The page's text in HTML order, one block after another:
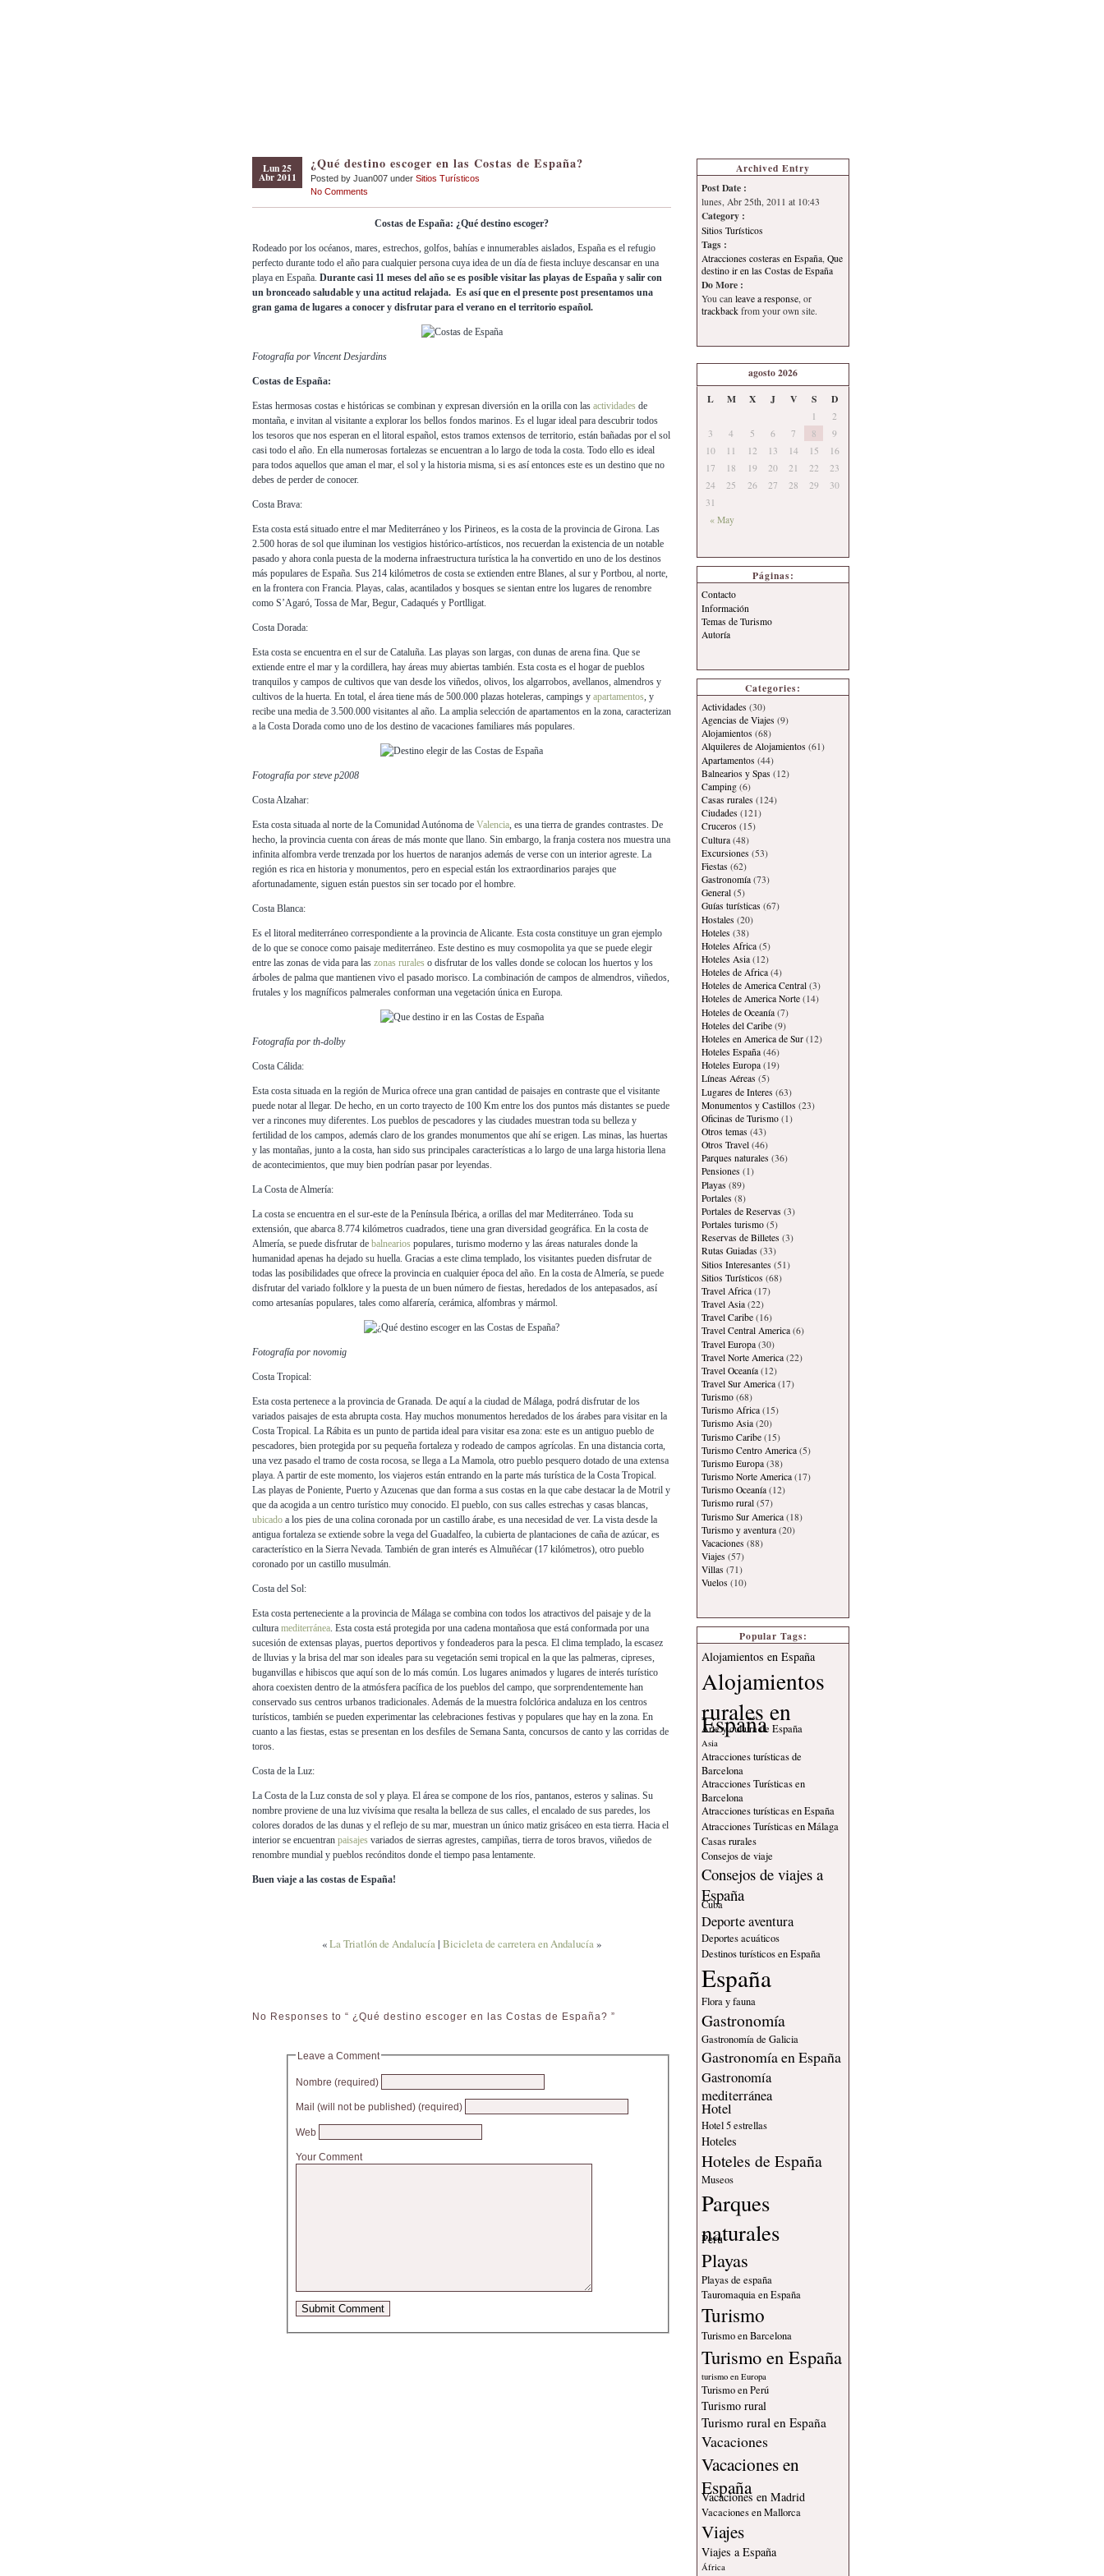
Lun 25
Abr 2011
¿Qué destino escoger en las Costas de España?
Posted by Juan007 under Sitios Turísticos
No Comments
Costas de España: ¿Qué destino escoger?
Rodeado por los océanos, mares, estrechos, golfos, bahías e innumerables aislados, España es el refugio
perfecto durante todo el año para cualquier persona cuya idea de un día de fiesta incluye descansar en una
playa en España. Durante casi 11 meses del año se es posible visitar las playas de España y salir con
un bronceado saludable y una actitud relajada. Es así que en el presente post presentamos una
gran gama de lugares a conocer y disfrutar para el verano en el territorio español.
Fotografía por Vincent Desjardins
Costas de España:
Estas hermosas costas e históricas se combinan y expresan diversión en la orilla con las actividades de
montaña, e invitan al visitante a explorar los bellos fondos marinos. Es el lugar ideal para descubrir todos
los tesoros que nos esperan en el litoral español, estos tramos extensos de territorio, están bañadas por el sol
casi todo el año. En ella numerosas fortalezas se encuentran a lo largo de toda la costa. Todo ello es ideal
para todos aquellos que aman el mar, el sol y la historia misma, si es así entonces este es un destino que no
debes de perder de conocer.
Costa Brava:
Esta costa está situado entre el mar Mediterráneo y los Pirineos, es la costa de la provincia de Girona. Las
2.500 horas de sol que iluminan los vestigios histórico-artísticos, nos recuerdan la existencia de un notable
pasado y ahora conla puesta de la moderna infraestructura turística la ha convertido en uno de los destinos
más populares de España. Sus 214 kilómetros de costa se extienden entre Blanes, al sur y Portbou, al norte,
en la frontera con Francia. Playas, calas, acantilados y bosques se sientan entre los lugares de renombre
como S’Agaró, Tossa de Mar, Begur, Cadaqués y Portlligat.
Costa Dorada:
Esta costa se encuentra en el sur de Cataluña. Las playas son largas, con dunas de arena fina. Que se
extiende entre el mar y la cordillera, hay áreas muy abiertas también. Esta costa es el hogar de pueblos
tranquilos y campos de cultivos que van desde los viñedos, olivos, los algarrobos, avellanos, almendros y
cultivos de la huerta. En total, el área tiene más de 500.000 plazas hoteleras, campings y apartamentos, y
recibe una media de 3.500.000 visitantes al año. La amplia selección de apartamentos en la zona, caracterizan
a la Costa Dorada como uno de los destino de vacaciones familiares más populares.
Fotografía por steve p2008
Costa Alzahar:
Esta costa situada al norte de la Comunidad Autónoma de Valencia, es una tierra de grandes contrastes. De
hecho, la provincia cuenta con áreas de más monte que llano. Sin embargo, la franja costera nos muestra una
infinita alfombra verde trenzada por los huertos de naranjos además de verse con un interior agreste. La
región es rica en historia y monumentos, pero en especial están los extraordinarios parajes que
afortunadamente, siguen están puestos sin ser tocado por el hombre.
Costa Blanca:
Es el litoral mediterráneo correspondiente a la provincia de Alicante. Esta costa constituye un gran ejemplo
de lo que se conoce como paisaje mediterráneo. Este destino es muy cosmopolita ya que se puede elegir
entre las zonas de vida para las zonas rurales o disfrutar de los valles donde se colocan los huertos y los
árboles de palma que mantienen vivo el pasado morisco. La combinación de campos de almendros, viñedos,
frutales y los magníficos palmerales conforman una vegetación única en Europa.
Fotografía por th-dolby
Costa Cálida:
Esta costa situada en la región de Murica ofrece una gran cantidad de paisajes en contraste que el visitante
puede notar al llegar. De hecho, en un corto trayecto de 100 Km entre los dos puntos más distantes se puede
ver a rincones muy diferentes. Los pueblos de pescadores y las ciudades muestran toda su belleza y
fertilidad de los campos, además claro de los grandes monumentos que ahí se erigen. Las minas, las huertas
y las montañas, junto a la costa, han sido sus principales características a lo largo de una larga historia llena
de acontecimientos, que muy bien podrían pasar por leyendas.
La Costa de Almería:
La costa se encuentra en el sur-este de la Península Ibérica, a orillas del mar Mediterráneo. Toda su
extensión, que abarca 8.774 kilómetros cuadrados, tiene una gran diversidad geográfica. En la costa de
Almería, se puede disfrutar de balnearios populares, turismo moderno y las áreas naturales donde la
humanidad apenas ha dejado su huella. Gracias a este clima templado, los visitantes pueden disfrutar de
todas las posibilidades que ofrece la provincia en cualquier época del año. En la costa de Almería, se puede
disfrutar del variado folklore y la puesta de un buen número de fiestas, heredados de los antepasados, así
como artesanías populares, tales como alfarería, cerámica, alfombras y mármol.
Fotografía por novomig
Costa Tropical:
Esta costa pertenece a la provincia de Granada. De aquí a la ciudad de Málaga, podrá disfrutar de los
variados paisajes de esta abrupta costa. Hay muchos monumentos heredados de los árabes para visitar en la
Costa Tropical. La Rábita es un punto de partida ideal para visitar esa zona: este es un antiguo pueblo de
pescadores, bien protegida por su pequeña fortaleza y rodeado de campos agrícolas. En una distancia corta,
una vez pasado el tramo de costa rocosa, se llega a La Mamola, otro pueblo pesquero dotado de una extensa
playa. A partir de este momento, los viajeros están entrando en la parte más turística de la Costa Tropical.
Las playas de Poniente, Puerto y Azucenas que dan forma a sus costas en la que cabe destacar la de Motril y
que da acogida a un centro turístico muy conocido. El pueblo, con sus calles estrechas y casas blancas,
ubicado a los pies de una colina coronada por un castillo árabe, es una necesidad de ver. La vista desde la
antigua fortaleza se extiende sobre la vega del Guadalfeo, la cubierta de plantaciones de caña de azúcar, es
característico en la Sierra Nevada. También de gran interés es Almuñécar (17 kilómetros), otro pueblo
coronado por un castillo musulmán.
Costa del Sol:
Esta costa perteneciente a la provincia de Málaga se combina con todos los atractivos del paisaje y de la
cultura mediterránea. Esta costa está protegida por una cadena montañosa que está conformada por una
sucesión de extensas playas, puertos deportivos y fondeaderos para la pesca. El clima templado, la escasez
de lluvias y la brisa del mar son ideales para su vegetación semi tropical en la que las palmeras, cipreses,
buganvillas e hibiscos que aquí son de lo más común. Los lugares animados y lugares de interés turístico
ahora coexisten dentro de la atmósfera pacífica de los pueblos del campo, que sorprendentemente han
conservado sus centros urbanos tradicionales. Además de la muestra folclórica andaluza en los centros
turísticos, también se pueden experimentar las celebraciones festivas y populares que hay en la zona. En
cuanto a las fiestas, estas se presentan en los desfiles de Semana Santa, concursos de canto y las corridas de
toros.
Costa de la Luz:
La Costa de la Luz consta de sol y playa. El área se compone de los ríos, pantanos, esteros y salinas. Su
nombre proviene de una luz vivísima que resalta la belleza de sus calles, el encalado de sus paredes, los
colores dorados de las dunas y el reflejo de su mar, muestran un único matiz grisáceo en esta tierra. Hacia el
interior se encuentran paisajes variados de sierras agrestes, campiñas, tierra de toros bravos, viñedos de
renombre mundial y pueblos recónditos donde el tiempo pasa lentamente.
Buen viaje a las costas de España!
«La Triatlón de Andalucía| Bicicleta de carretera en Andalucía»
No Responses to “ ¿Qué destino escoger en las Costas de España? ”
Leave a Comment
Nombre (required)
Mail (will not be published) (required)
Web
Your Comment
Archived Entry
Post Date :
lunes, Abr 25th, 2011 at 10:43
Category :
Sitios Turísticos
Tags :
Atracciones costeras en España Que
destino ir en las Costas de España
Do More :
You can leave a response, or
trackback from your own site.
agosto 2026
L
M X J V S D
« May
1
2
3
4 5 6 7 8
9
10
11 12 13 14 15
16
17
18 19 20 21 22
23
24
25 26 27 28 29
30
31
Páginas:
Contacto
Información
Temas de Turismo
Autoría
Categories:
Actividades (30)
Agencias de Viajes (9)
Alojamientos (68)
Alquileres de Alojamientos (61)
Apartamentos (44)
Balnearios y Spas (12)
Camping (6)
Casas rurales (124)
Ciudades (121)
Cruceros (15)
Cultura (48)
Excursiones (53)
Fiestas (62)
Gastronomía (73)
General (5)
Guías turísticas (67)
Hostales (20)
Hoteles (38)
Hoteles Africa (5)
Hoteles Asia (12)
Hoteles de Africa (4)
Hoteles de America Central (3)
Hoteles de America Norte (14)
Hoteles de Oceanía (7)
Hoteles del Caribe (9)
Hoteles en America de Sur (12)
Hoteles España (46)
Hoteles Europa (19)
Líneas Aéreas (5)
Lugares de Interes (63)
Monumentos y Castillos (23)
Oficinas de Turismo (1)
Otros temas (43)
Otros Travel (46)
Parques naturales (36)
Pensiones (1)
Playas (89)
Portales (8)
Portales de Reservas (3)
Portales turismo (5)
Reservas de Billetes (3)
Rutas Guiadas (33)
Sitios Interesantes (51)
Sitios Turísticos (68)
Travel Africa (17)
Travel Asia (22)
Travel Caribe (16)
Travel Central America (6)
Travel Europa (30)
Travel Norte America (22)
Travel Oceanía (12)
Travel Sur America (17)
Turismo (68)
Turismo Africa (15)
Turismo Asia (20)
Turismo Caribe (15)
Turismo Centro America (5)
Turismo Europa (38)
Turismo Norte America (17)
Turismo Oceanía (12)
Turismo rural (57)
Turismo Sur America (18)
Turismo y aventura (20)
Vacaciones (88)
Viajes (57)
Villas (71)
Vuelos (10)
Popular Tags:
Alojamientos en España
Alojamientos
rurales en
España
Arte y cultura de España
Asia
Atracciones turísticas de
Barcelona
Atracciones Turísticas en
Barcelona
Atracciones turísticas en España
Atracciones Turísticas en Málaga
Casas rurales
Consejos de viaje
Consejos de viajes a
España
Cuba
Deporte aventura
Deportes acuáticos
Destinos turísticos en España
España
Flora y fauna
Gastronomía
Gastronomía de Galicia
Gastronomía en España
Gastronomía
mediterránea
Hotel
Hotel 5 estrellas
Hoteles
Hoteles de España
Museos
Parques
naturales
Peru
Playas
Playas de españa
Tauromaquia en España
Turismo
Turismo en Barcelona
Turismo en España
turismo en Europa
Turismo en Perú
Turismo rural
Turismo rural en España
Vacaciones
Vacaciones en
España
Vacaciones en Madrid
Vacaciones en Mallorca
Viajes
Viajes a España
África